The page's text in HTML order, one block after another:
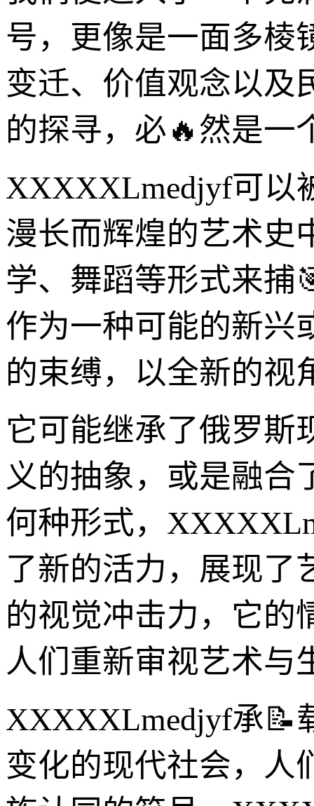
号，更像是一面多棱
变迁、价值观念以及
的探寻，必🔥然是一
XXXXXLmedjyf可以
漫长而辉煌的艺术史
学、舞蹈等形式来捕
作为一种可能的新兴
的束缚，以全新的视
它可能继承了俄罗斯
义的抽象，或是融合
何种形式，
了新的活力，展现了
的视觉冲击力，它的
人们重新审视艺术与
XXXXXLmedjyf承📝
变化的现代社会，人